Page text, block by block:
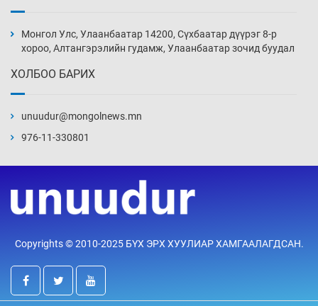
Уржигдар 13 цаг 30 мин
Уржигдар 13 цаг 00 мин
Уржигдар 12 цаг 30 мин
үйлчилж буй гэв
Уржигдар 12 цаг 00 мин
Монгол Улс, Улаанбаатар 14200, Сүхбаатар дүүрэг 8-р
хороо, Алтангэрэлийн гудамж, Улаанбаатар зочид буудал
ХОЛБОО БАРИХ
unuudur@mongolnews.mn
976-11-330801
Copyrights © 2010-2025 БҮХ ЭРХ ХУУЛИАР ХАМГААЛАГДСАН.